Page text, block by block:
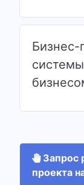
Бизнес-
Запрос
проекта